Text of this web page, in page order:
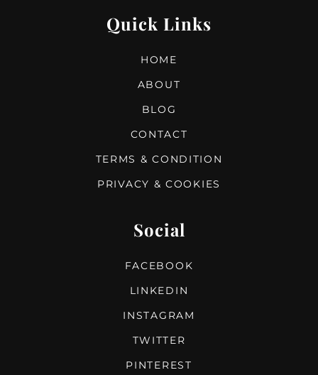
Quick Links
HOME
ABOUT
BLOG
CONTACT
TERMS & CONDITION
PRIVACY & COOKIES
Social
FACEBOOK
LINKEDIN
INSTAGRAM
TWITTER
PINTEREST